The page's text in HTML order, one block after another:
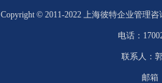
Copyright © 2011-2022 上海彼特企业管理
电话：
联系人：
邮箱